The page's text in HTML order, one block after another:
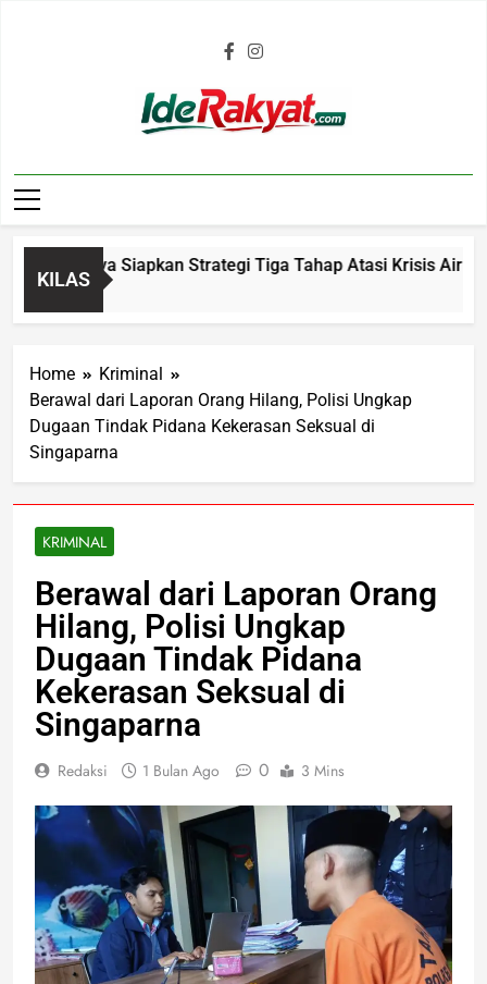
Iderakyat.com
KILAS
Siapkan Strategi Tiga Tahap Atasi Krisis Air
Home
Kriminal
Berawal dari Laporan Orang Hilang, Polisi Ungkap
Dugaan Tindak Pidana Kekerasan Seksual di
Singaparna
KRIMINAL
Berawal dari Laporan Orang
Hilang, Polisi Ungkap
Dugaan Tindak Pidana
Kekerasan Seksual di
Singaparna
Redaksi 1 Bulan Ago 0 3 Mins